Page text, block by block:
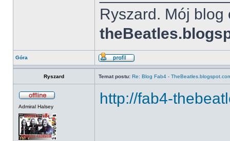
Ryszard. Mój
Góra
Ryszard Temat postu: Re: Blog Fab4 -
Admiral Halsey http://fab4-